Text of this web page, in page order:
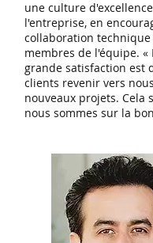
une culture
l'entreprise, en
collaboration technique
membres de l'équipe. «
grande satisfaction est
clients revenir vers
nouveaux projets. Cela
nous sommes sur la